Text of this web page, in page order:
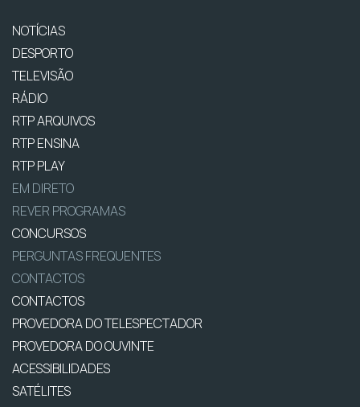
NOTÍCIAS
DESPORTO
TELEVISÃO
RÁDIO
RTP ARQUIVOS
RTP ENSINA
RTP PLAY
EM DIRETO
REVER PROGRAMAS
CONCURSOS
PERGUNTAS FREQUENTES
CONTACTOS
CONTACTOS
PROVEDORA DO TELESPECTADOR
PROVEDORA DO OUVINTE
ACESSIBILIDADES
SATÉLITES